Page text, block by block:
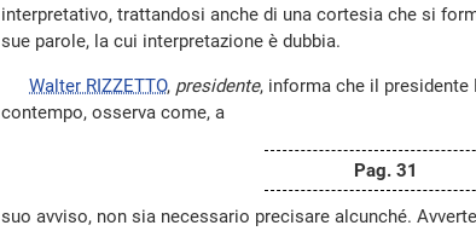
interpretativo, trattandosi anche di una cortesia che si
sue parole, la cui interpretazione è dubbia.
Walter RIZZETTO, presidente, informa che il
contempo, osserva come, a
Pag. 31
suo avviso, non sia necessario precisare alcunché.